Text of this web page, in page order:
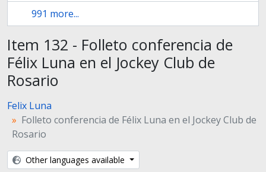
991 more...
Item 132 - Folleto conferencia de
Félix Luna en el Jockey Club de
Rosario
Felix Luna
Folleto conferencia de Félix Luna en el Jockey Club de
Rosario
Other languages available